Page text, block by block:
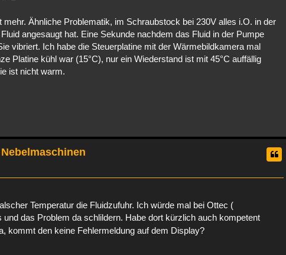
Ähnliche Problematik, im Schraubstock bei 230V alles i.O. in der
angesaugt hat. Eine Sekunde nachdem das Fluid in der Pumpe
vibriert. Ich habe die Steuerplatine mit der Wärmebildkamera mal
Platine kühl war (15°C), nur ein Wiederstand ist mit 45°C auffällig
ist nicht warm.
Temperatur die Fluidzufuhr. Ich würde mal bei Ottec (
das Problem da schlildern. Habe dort kürzlich auch kompetent
kommt den keine Fehlermeldung auf dem Display?